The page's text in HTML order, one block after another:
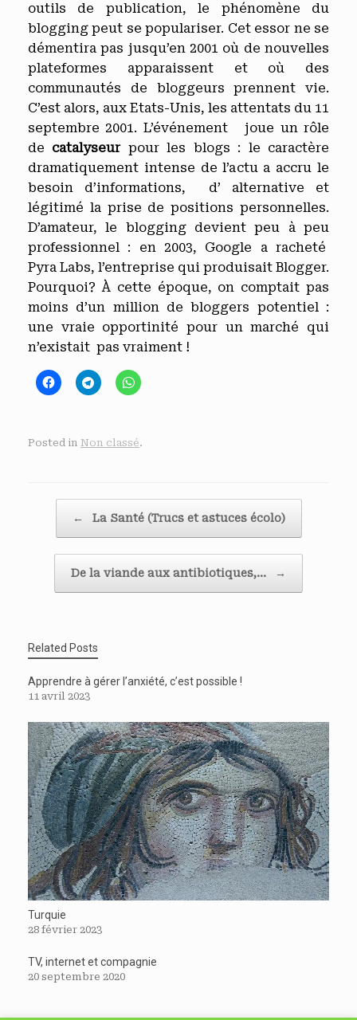
outils de publication, le phénomène du
blogging peut se populariser. Cet essor ne se
démentira pas jusqu’en 2001 où de nouvelles
plateformes apparaissent et où des
communautés de bloggeurs prennent vie.
C’est alors, aux Etats-Unis, les attentats du 11
septembre 2001. L’événement joue un rôle
de catalyseurpour les blogs : le caractère
dramatiquement intense de l’actu a accru le
besoin d’informations, d’ alternative et
légitimé la prise de positions personnelles.
D’amateur, le blogging devient peu à peu
professionnel : en 2003, Google a racheté
Pyra Labs, l’entreprise qui produisait Blogger.
Pourquoi? À cette époque, on comptait pas
moins d’un million de bloggers potentiel :
une vraie opportinité pour un marché qui
n’existait pas vraiment !
Posted in Non classé.
← La Santé (Trucs et astuces écolo)
De la viande aux antibiotiques,… →
Related Posts
Apprendre à gérer l’anxiété, c’est possible !
11 avril 2023
Turquie
28 février 2023
TV, internet et compagnie
20 septembre 2020